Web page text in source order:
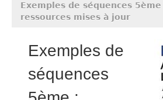
Notre métier
Pédagogie
Ressources
Veille Techno
Exemples de séquences
ressources mises à jour
Exemples de
séquences